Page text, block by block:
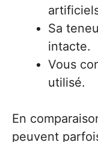
Sa
intacte.
Vous
utilisé.
En
peuvent